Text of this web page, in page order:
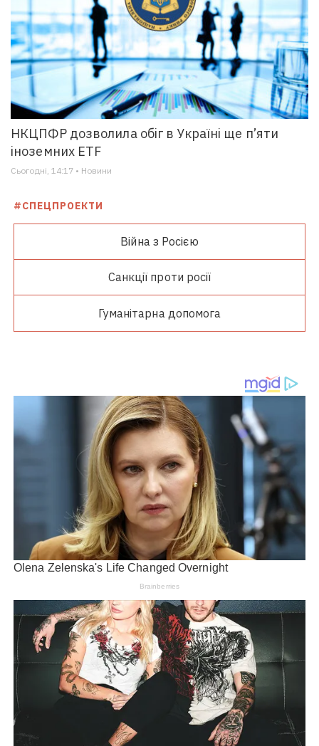
НКЦПФР дозволила обіг в Україні ще п’яти
іноземних ETF
Сьогодні, 14:17 • Новини
#СПЕЦПРОЕКТИ
Війна з Росією
Санкції проти росії
Гуманітарна допомога